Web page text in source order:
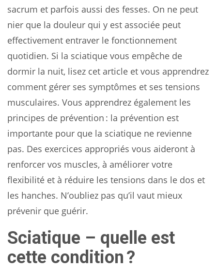
sacrum et parfois aussi des fesses. On ne peut
nier que la douleur qui y est associée peut
effectivement entraver le fonctionnement
quotidien. Si la sciatique vous empêche de
dormir la nuit, lisez cet article et vous apprendrez
comment gérer ses symptômes et ses tensions
musculaires. Vous apprendrez également les
principes de prévention : la prévention est
importante pour que la sciatique ne revienne
pas. Des exercices appropriés vous aideront à
renforcer vos muscles, à améliorer votre
flexibilité et à réduire les tensions dans le dos et
les hanches. N’oubliez pas qu’il vaut mieux
prévenir que guérir.
Sciatique – quelle est
cette condition ?